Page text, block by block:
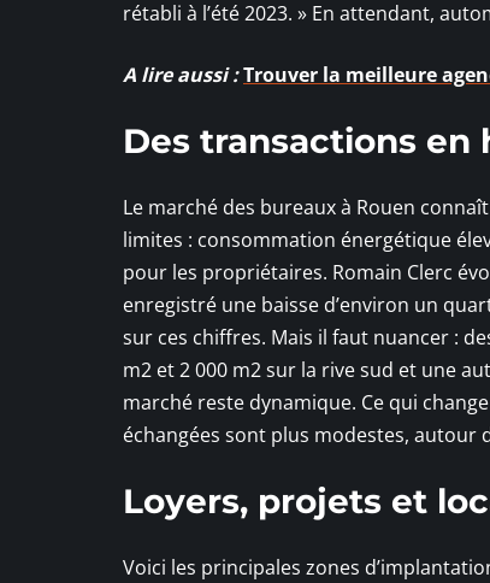
rétabli à l’été 2023. » En attendant,
A lire aussi :Trouver la meilleure
Des transactions en
Le marché des bureaux à Rouen
limites : consommation énergétique
pour les propriétaires. Romain Clerc
enregistré une baisse d’environ un
sur ces chiffres. Mais il faut nuancer :
m2 et 2 000 m2 sur la rive sud et une
marché reste dynamique. Ce qui
échangées sont plus modestes, autour
Loyers, projets et
Voici les principales zones